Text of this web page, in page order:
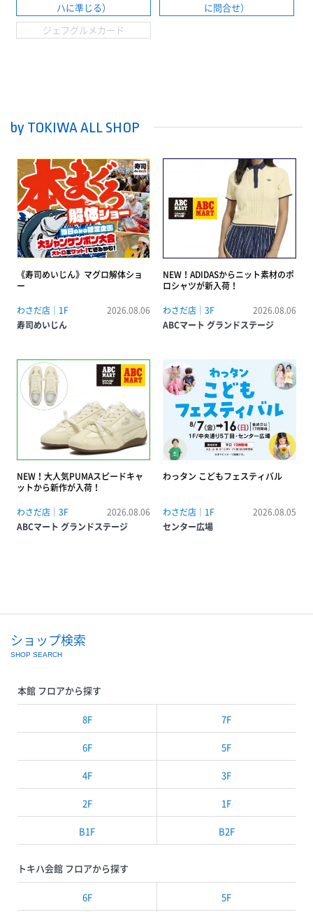
ハに準じる）
に問合せ）
ジェフグルメカード
by TOKIWA ALL SHOP
《寿司めいじん》マグロ解体ショ
ー
わさだ店｜1F
2026.08.06
寿司めいじん
NEW！ADIDASからニット素材のポ
ロシャツが新入荷！
わさだ店｜3F
2026.08.06
ABCマート グランドステージ
NEW！大人気PUMAスピードキャ
ットから新作が入荷！
わさだ店｜3F
2026.08.06
ABCマート グランドステージ
わっタン こどもフェスティバル
わさだ店｜1F
2026.08.05
センター広場
ショップ検索
SHOP SEARCH
本館 フロアから探す
8F 7F
6F 5F
4F 3F
2F 1F
B1F B2F
トキハ会館 フロアから探す
6F 5F